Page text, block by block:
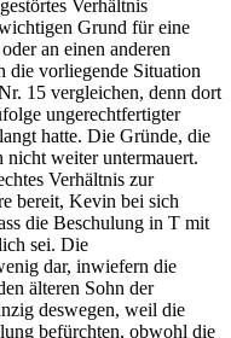
Verhältnis
Grund für eine
an einen anderen
die vorliegende Situation
15 vergleichen, denn dort
ungerechtfertigter
hatte. Die Gründe, die
weiter untermau­ert.
Verhältnis zur
bereit, Kevin bei sich
die Beschulung in T mit
sei. Die
dar, inwiefern die
älteren Sohn der
deswegen, weil die
befürchten, obwohl die